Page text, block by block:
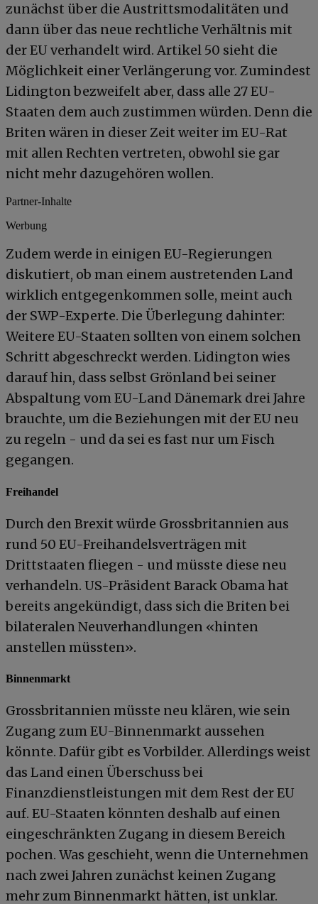
zunächst über die Austrittsmodalitäten und
dann über das neue rechtliche Verhältnis mit
der EU verhandelt wird. Artikel 50 sieht die
Möglichkeit einer Verlängerung vor. Zumindest
Lidington bezweifelt aber, dass alle 27 EU-
Staaten dem auch zustimmen würden. Denn die
Briten wären in dieser Zeit weiter im EU-Rat
mit allen Rechten vertreten, obwohl sie gar
nicht mehr dazugehören wollen.
Partner-Inhalte
Werbung
Zudem werde in einigen EU-Regierungen
diskutiert, ob man einem austretenden Land
wirklich entgegenkommen solle, meint auch
der SWP-Experte. Die Überlegung dahinter:
Weitere EU-Staaten sollten von einem solchen
Schritt abgeschreckt werden. Lidington wies
darauf hin, dass selbst Grönland bei seiner
Abspaltung vom EU-Land Dänemark drei Jahre
brauchte, um die Beziehungen mit der EU neu
zu regeln - und da sei es fast nur um Fisch
gegangen.
Freihandel
Durch den Brexit würde Grossbritannien aus
rund 50 EU-Freihandelsverträgen mit
Drittstaaten fliegen - und müsste diese neu
verhandeln. US-Präsident Barack Obama hat
bereits angekündigt, dass sich die Briten bei
bilateralen Neuverhandlungen «hinten
anstellen müssten».
Binnenmarkt
Grossbritannien müsste neu klären, wie sein
Zugang zum EU-Binnenmarkt aussehen
könnte. Dafür gibt es Vorbilder. Allerdings weist
das Land einen Überschuss bei
Finanzdienstleistungen mit dem Rest der EU
auf. EU-Staaten könnten deshalb auf einen
eingeschränkten Zugang in diesem Bereich
pochen. Was geschieht, wenn die Unternehmen
nach zwei Jahren zunächst keinen Zugang
mehr zum Binnenmarkt hätten, ist unklar.